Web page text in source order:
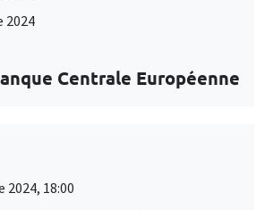
2024
Centrale Européenne
2024, 18:00